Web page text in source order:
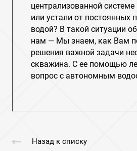
централизованной
или устали от постоянных
водой? В такой ситуации
нам — Мы знаем, как Вам
решения важной задачи
скважина. С ее помощью
вопрос с автономным
Назад к списку